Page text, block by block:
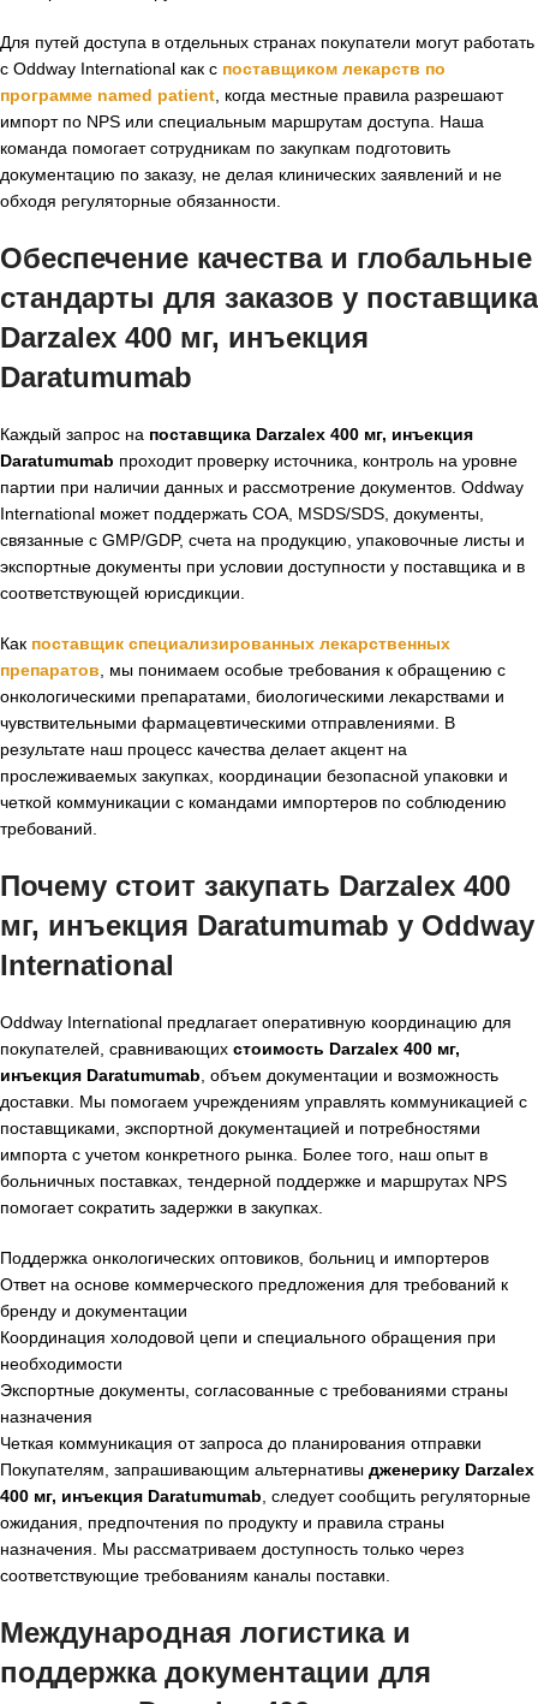
Для путей доступа в отдельных странах покупатели могут работать
с Oddway International как с поставщиком лекарств по
программе named patient , когда местные правила разрешают
импорт по NPS или специальным маршрутам доступа. Наша
команда помогает сотрудникам по закупкам подготовить
документацию по заказу, не делая клинических заявлений и не
обходя регуляторные обязанности.
Обеспечение качества и глобальные
стандарты для заказов у поставщика
Darzalex 400 мг, инъекция
Daratumumab
Каждый запрос на поставщика Darzalex 400 мг, инъекция
Daratumumab проходит проверку источника, контроль на уровне
партии при наличии данных и рассмотрение документов. Oddway
International может поддержать COA, MSDS/SDS, документы,
связанные с GMP/GDP, счета на продукцию, упаковочные листы и
экспортные документы при условии доступности у поставщика и в
соответствующей юрисдикции.
Как поставщик специализированных лекарственных
препаратов , мы понимаем особые требования к обращению с
онкологическими препаратами, биологическими лекарствами и
чувствительными фармацевтическими отправлениями. В
результате наш процесс качества делает акцент на
прослеживаемых закупках, координации безопасной упаковки и
четкой коммуникации с командами импортеров по соблюдению
требований.
Почему стоит закупать Darzalex 400
мг, инъекция Daratumumab у Oddway
International
Oddway International предлагает оперативную координацию для
покупателей, сравнивающих стоимость Darzalex 400 мг,
инъекция Daratumumab , объем документации и возможность
доставки. Мы помогаем учреждениям управлять коммуникацией с
поставщиками, экспортной документацией и потребностями
импорта с учетом конкретного рынка. Более того, наш опыт в
больничных поставках, тендерной поддержке и маршрутах NPS
помогает сократить задержки в закупках.
Поддержка онкологических оптовиков, больниц и импортеров
Ответ на основе коммерческого предложения для требований к
бренду и документации
Координация холодовой цепи и специального обращения при
необходимости
Экспортные документы, согласованные с требованиями страны
назначения
Четкая коммуникация от запроса до планирования отправки
Покупателям, запрашивающим альтернативы дженерику Darzalex
400 мг, инъекция Daratumumab , следует сообщить регуляторные
ожидания, предпочтения по продукту и правила страны
назначения. Мы рассматриваем доступность только через
соответствующие требованиям каналы поставки.
Международная логистика и
поддержка документации для